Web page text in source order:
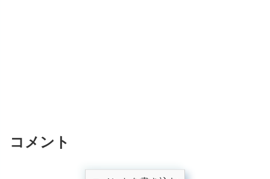
コメント